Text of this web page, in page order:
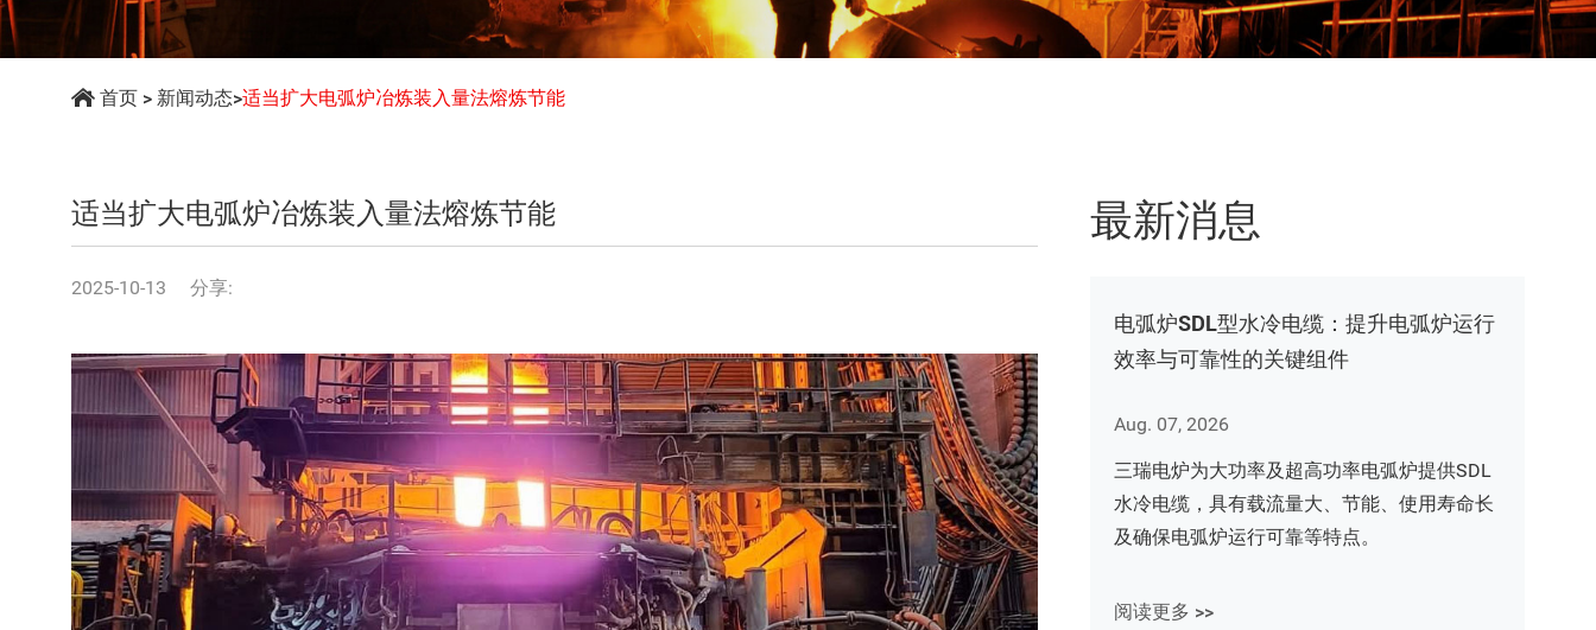
首页 > 新闻动态>适当扩大电弧炉冶炼装入量法熔炼节能
适当扩大电弧炉冶炼装入量法熔炼节能
2025-10-13 分享:
最新消息
电弧炉SDL型水冷电缆：提升电弧炉运行
效率与可靠性的关键组件
Aug. 07, 2026
三瑞电炉为大功率及超高功率电弧炉提供SDL
水冷电缆，具有载流量大、节能、使用寿命长
及确保电弧炉运行可靠等特点。
阅读更多 >>